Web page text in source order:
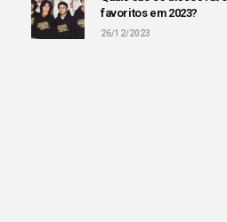
favoritos em 2023?
26/12/2023